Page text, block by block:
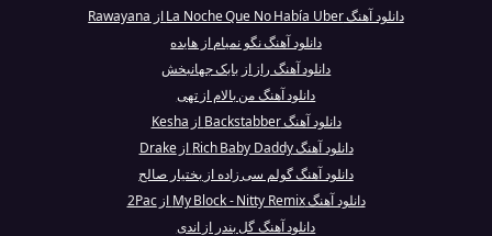
دانلود آهنگ La Noche Que No Había Uber از Rawayana
دانلود آهنگ نگو نمیام از هایده
دانلود آهنگ راز از بابک جهانبخش
دانلود آهنگ من بالام از تهی
دانلود آهنگ Backstabber از Kesha
دانلود آهنگ Rich Baby Daddy از Drake
دانلود آهنگ گولم سی زاده از بختیار صالح
دانلود آهنگ My Block - Nitty Remix از 2Pac
دانلود آهنگ گل بندر از اندی